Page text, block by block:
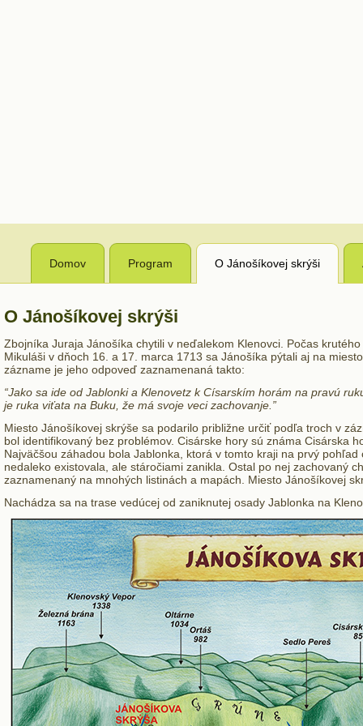
Domov Program O Jánošíkovej skrýši
O Jánošíkovej skrýši
Zbojníka Juraja Jánošíka chytili v neďalekom Klenovci. Počas
Mikuláši v dňoch 16. a 17. marca 1713 sa Jánošíka pýtali aj na
zázname je jeho odpoveď zaznamenaná takto:
“Jako sa ide od Jablonki a Klenovetz k Císarskím horám na pravú
je ruka viťata na Buku, že má svoje veci zachovanje.”
Miesto Jánošíkovej skrýše sa podarilo približne určiť podľa troch v
bol identifikovaný bez problémov. Cisárske hory sú známa Cisárska
Najväčšou záhadou bola Jablonka, ktorá v tomto kraji na prvý
nedaleko existovala, ale stáročiami zanikla. Ostal po nej zachovaný
zaznamenaný na mnohých listinách a mapách. Miesto Jánošíkovej
Nachádza sa na trase vedúcej od zaniknutej osady Jablonka na